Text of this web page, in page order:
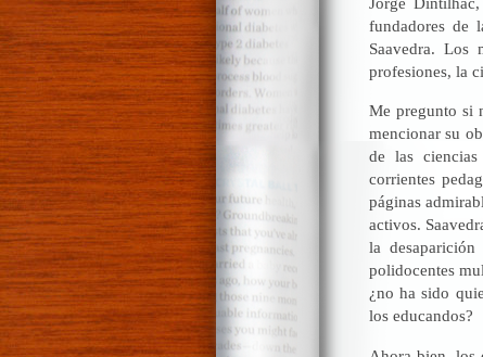
fundadores de
Saavedra.
profesiones, la
Me pregunto si
mencionar su
de las
corrientes
páginas
activos.
la
polidocentes
¿no ha sido
los educandos?